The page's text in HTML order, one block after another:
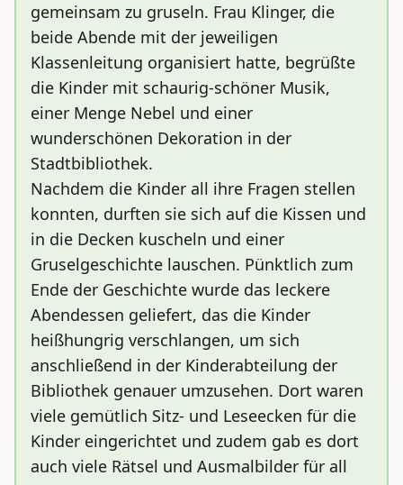
gemeinsam zu gruseln. Frau Klinger, die
beide Abende mit der jeweiligen
Klassenleitung organisiert hatte, begrüßte
die Kinder mit schaurig-schöner Musik,
einer Menge Nebel und einer
wunderschönen Dekoration in der
Stadtbibliothek.
Nachdem die Kinder all ihre Fragen stellen
konnten, durften sie sich auf die Kissen und
in die Decken kuscheln und einer
Gruselgeschichte lauschen. Pünktlich zum
Ende der Geschichte wurde das leckere
Abendessen geliefert, das die Kinder
heißhungrig verschlangen, um sich
anschließend in der Kinderabteilung der
Bibliothek genauer umzusehen. Dort waren
viele gemütlich Sitz- und Leseecken für die
Kinder eingerichtet und zudem gab es dort
auch viele Rätsel und Ausmalbilder für all